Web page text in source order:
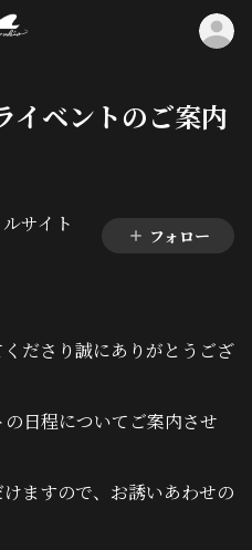
イベントのご案内
サイト フォロー
ださり誠にありがとうござ
日程についてご案内させ
ますので、お誘いあわせの